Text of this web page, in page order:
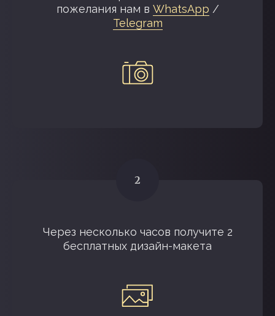
пожелания нам в WhatsApp /
Telegram
Через несколько часов получите 2
бесплатных дизайн-макета